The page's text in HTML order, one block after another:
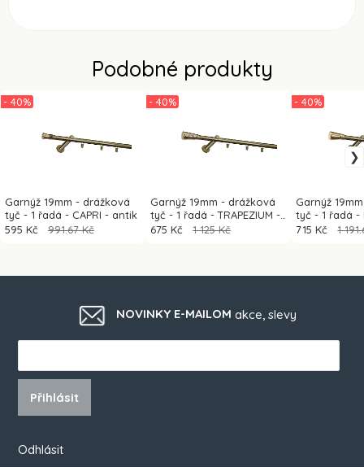
Podobné produkty
Garnýž 19mm - drážková
tyč - 1 řadá - CAPRI - antik
- 40%
595 Kč 991.67 Kč
Garnýž 19mm - drážková
tyč - 1 řadá - TRAPEZIUM -
antik
- 40%
675 Kč 1 125 Kč
Garnýž
tyč - 1 řadá -
antik
- 40%
715 Kč 1
NOVINKY E-MAILOM akce, slevy
Přihlásit
Odhlásit